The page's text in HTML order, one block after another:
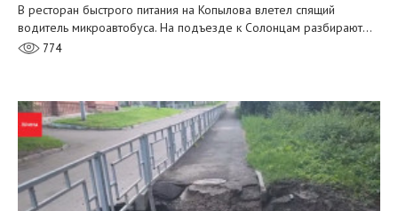
В ресторан быстрого питания на Копылова влетел спящий
водитель микроавтобуса. На подъезде к Солонцам разбирают…
774